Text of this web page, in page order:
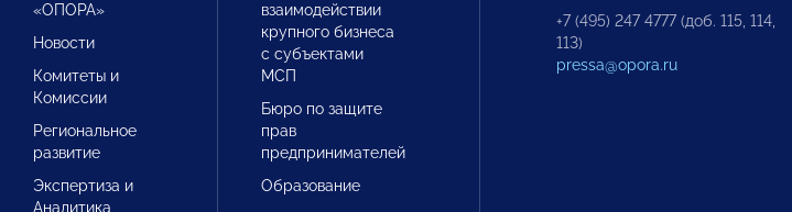
«ОПОРА»
Новости
Комитеты и
Комиссии
Региональное
развитие
Экспертиза и
Аналитика
взаимодействии
крупного бизнеса
с субъектами
МСП
Бюро по защите
прав
предпринимателей
Образование
+7 (495) 247 4777 (доб. 115, 114,
113)
pressa@opora.ru